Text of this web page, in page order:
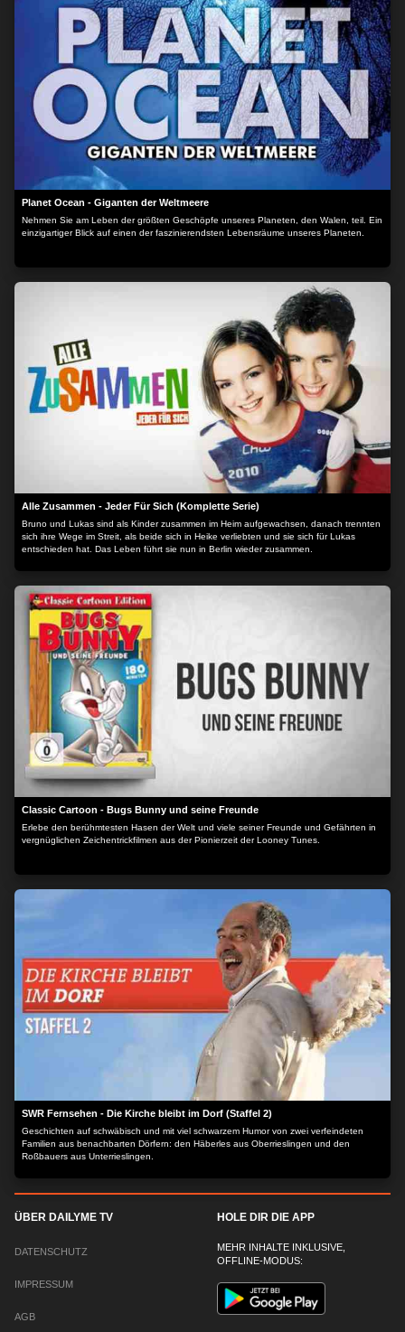
Planet Ocean - Giganten der Weltmeere
Nehmen Sie am Leben der größten Geschöpfe unseres Planeten, den Walen, teil. Ein
einzigartiger Blick auf einen der faszinierendsten Lebensräume unseres Planeten.
Alle Zusammen - Jeder Für Sich (Komplette Serie)
Bruno und Lukas sind als Kinder zusammen im Heim aufgewachsen, danach trennten
sich ihre Wege im Streit, als beide sich in Heike verliebten und sie sich für Lukas
entschieden hat. Das Leben führt sie nun in Berlin wieder zusammen.
Classic Cartoon - Bugs Bunny und seine Freunde
Erlebe den berühmtesten Hasen der Welt und viele seiner Freunde und Gefährten in
vergnüglichen Zeichentrickfilmen aus der Pionierzeit der Looney Tunes.
SWR Fernsehen - Die Kirche bleibt im Dorf (Staffel 2)
Geschichten auf schwäbisch und mit viel schwarzem Humor von zwei verfeindeten
Familien aus benachbarten Dörfern: den Häberles aus Oberrieslingen und den
Roßbauers aus Unterrieslingen.
ÜBER DAILYME TV
DATENSCHUTZ
IMPRESSUM
AGB
HOLE DIR DIE APP
MEHR INHALTE INKLUSIVE,
OFFLINE-MODUS: